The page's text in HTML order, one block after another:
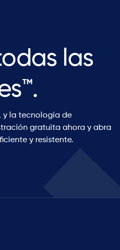
las
y la tecnología de
gratuita ahora y abra
y resistente.